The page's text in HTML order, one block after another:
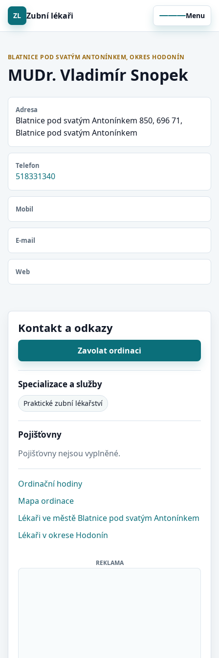
ZL Zubní lékaři Menu
BLATNICE POD SVATÝM ANTONÍNKEM, OKRES HODONÍN
MUDr. Vladimír Snopek
Adresa
Blatnice pod svatým Antonínkem 850, 696 71,
Blatnice pod svatým Antonínkem
Telefon
518331340
Mobil
E-mail
Web
Kontakt a odkazy
Zavolat ordinaci
Specializace a služby
Praktické zubní lékařství
Pojišťovny
Pojišťovny nejsou vyplněné.
Ordinační hodiny
Mapa ordinace
Lékaři ve městě Blatnice pod svatým Antonínkem
Lékaři v okrese Hodonín
REKLAMA